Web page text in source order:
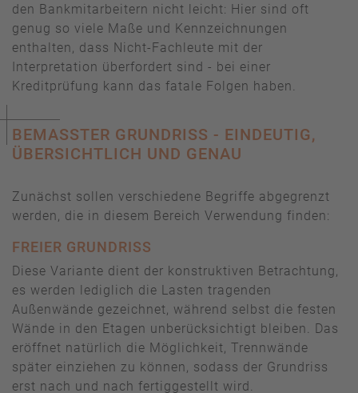
den Bankmitarbeitern nicht leicht: Hier sind oft
genug so viele Maße und Kennzeichnungen
enthalten, dass Nicht-Fachleute mit der
Interpretation überfordert sind - bei einer
Kreditprüfung kann das fatale Folgen haben.
BEMASSTER GRUNDRISS - EINDEUTIG, Ü
BERSICHTLICH UND GENAU
Zunächst sollen verschiedene Begriffe abgegrenzt
werden, die in diesem Bereich Verwendung finden:
FREIER GRUNDRISS
Diese Variante dient der konstruktiven Betrachtung,
es werden lediglich die Lasten tragenden
Außenwände gezeichnet, während selbst die festen
Wände in den Etagen unberücksichtigt bleiben. Das
eröffnet natürlich die Möglichkeit, Trennwände
später einziehen zu können, sodass der Grundriss
erst nach und nach fertiggestellt wird.